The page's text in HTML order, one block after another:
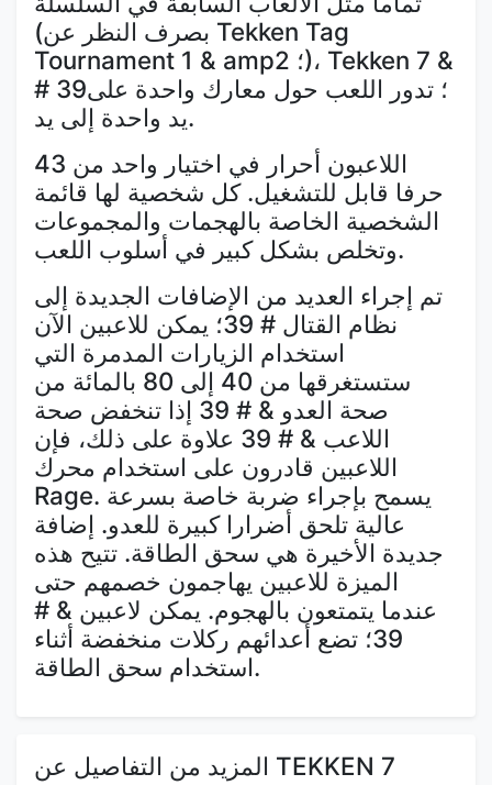
(بصرف النظر عن Tekken Tag
Tournament 1 & amp؛ 2)، Tekken 7 &
# 39؛ تدور اللعب حول معارك واحدة على
يد واحدة إلى يد.
اللاعبون أحرار في اختيار واحد من 43
حرفا قابل للتشغيل. كل شخصية لها قائمة
الشخصية الخاصة بالهجمات والمجموعات
وتخلص بشكل كبير في أسلوب اللعب.
تم إجراء العديد من الإضافات الجديدة إلى
نظام القتال # 39؛ يمكن للاعبين الآن
استخدام الزيارات المدمرة التي
ستستغرقها من 40 إلى 80 بالمائة من
صحة العدو & # 39 إذا تنخفض صحة
اللاعب & # 39 علاوة على ذلك، فإن
اللاعبين قادرون على استخدام محرك
Rage. يسمح بإجراء ضربة خاصة بسرعة
عالية تلحق أضرارا كبيرة للعدو. إضافة
جديدة الأخيرة هي سحق الطاقة. تتيح هذه
الميزة للاعبين يهاجمون خصمهم حتى
عندما يتمتعون بالهجوم. يمكن لاعبين & #
39؛ تضع أعدائهم ركلات منخفضة أثناء
استخدام سحق الطاقة.
المزيد من التفاصيل عن TEKKEN 7